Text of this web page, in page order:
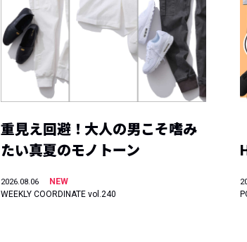
重見え回避！大人の男こそ嗜み
たい真夏のモノトーン
2026.08.06
NEW
WEEKLY COORDINATE vol.240